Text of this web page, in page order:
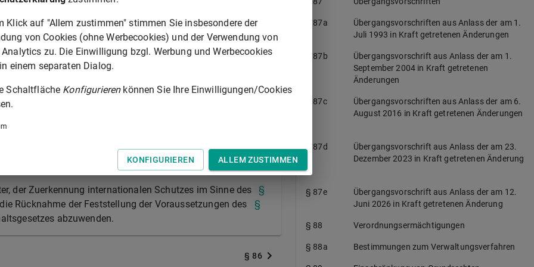
Wissen eine erforderliche Angabe zu seinem Alter, seiner
richtig oder nicht vollständig macht, soweit nicht die Tat
Pass, Passersatz, erforderliche Urkunden, sonstige
oder überlässt.
wird bestraft, wer im Asylverfahren vor dem Bundesamt
Angaben macht oder benutzt, um
internationalen Schutzes im Sinne des § 1 Absatz 1
des § 60 Absatz 5 oder Absatz 7 des
der Zuerkennung internationalen Schutzes im Sinne des
§
Rücknahme der Feststellung der Voraussetzungen des
§
abzuwenden.
§ 86
§ 87a
Übergangsvorschriften aus Anlass der am 1.
Juli 1993 in Kraft getretenen Änderungen
§ 87b
Übergangsvorschrift aus Anlass der am 1.
September 2004 in Kraft getretenen
Änderungen
§ 87c
Übergangsvorschriften aus Anlass der am 6.
August 2016 in Kraft getretenen Änderungen
§ 87d
Übergangsvorschrift aus Anlass der am 23.
Dezember 2023 in Kraft getretenen Änderung
§ 87e
Übergangsvorschrift aus Anlass der am 12.
Juni 2026 in Kraft getretenen Änderung
§ 88 Verordnungsermächtigungen
§ 88a Bestimmungen zum Verwaltungsverfahren
Klick auf "Allem zustimmen" stimmen Sie insbesondere der
von Cookies (ohne Werbecookies) und der Verwendung von
Analytics zu. Die Einwilligung bzgl. Werbung und Werbecookies
einem separaten Dialog.
Schaltfläche Konfigurierenkönnen Sie Ihre Einwilligungen/Cookies
KONFIGURIEREN ALLEM ZUSTIMMEN